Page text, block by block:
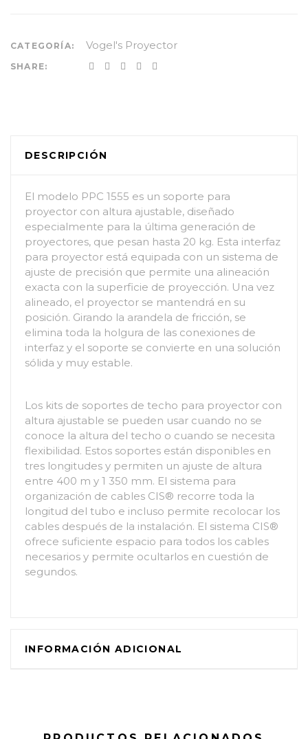
CATEGORÍA: Vogel's Proyector
SHARE:
DESCRIPCIÓN
El modelo PPC 1555 es un soporte para
proyector con altura ajustable, diseñado
especialmente para la última generación de
proyectores, que pesan hasta 20 kg. Esta interfaz
para proyector está equipada con un sistema de
ajuste de precisión que permite una alineación
exacta con la superficie de proyección. Una vez
alineado, el proyector se mantendrá en su
posición. Girando la arandela de fricción, se
elimina toda la holgura de las conexiones de
interfaz y el soporte se convierte en una solución
sólida y muy estable.
Los kits de soportes de techo para proyector con
altura ajustable se pueden usar cuando no se
conoce la altura del techo o cuando se necesita
flexibilidad. Estos soportes están disponibles en
tres longitudes y permiten un ajuste de altura
entre 400 m y 1 350 mm. El sistema para
organización de cables CIS® recorre toda la
longitud del tubo e incluso permite recolocar los
cables después de la instalación. El sistema CIS®
ofrece suficiente espacio para todos los cables
necesarios y permite ocultarlos en cuestión de
segundos.
INFORMACIÓN ADICIONAL